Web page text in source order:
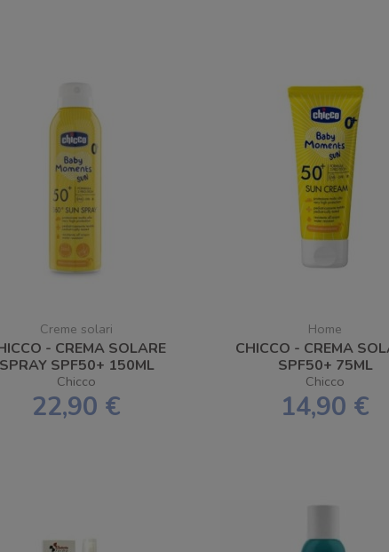
Creme solari
- CREMA SOLARE
SPF50+ 150ML
Chicco
22,90 €
Home
CHICCO - CREMA
SPF50+ 75ML
Chicco
14,90 €